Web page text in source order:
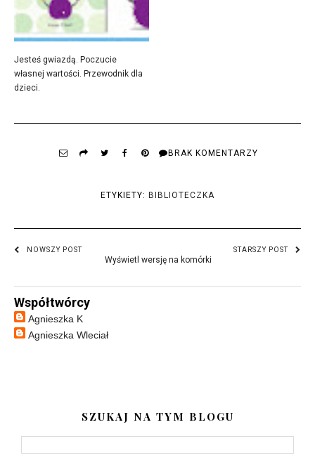
Jesteś gwiazdą. Poczucie
własnej wartości. Przewodnik dla
dzieci.
BRAK KOMENTARZY
ETYKIETY: BIBLIOTECZKA
NOWSZY POST STARSZY POST
Wyświetl wersję na komórki
Współtwórcy
Agnieszka K
Agnieszka Wleciał
SZUKAJ NA TYM BLOGU